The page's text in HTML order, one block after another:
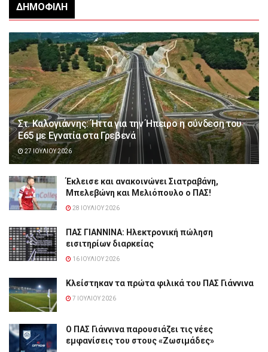
ΔΗΜΟΦΙΛΉ
Στ. Καλογιάννης: Ήττα για την Ήπειρο η σύνδεση του
Ε65 με Εγνατία στα Γρεβενά
27 ΙΟΥΛΊΟΥ 2026
Έκλεισε και ανακοινώνει Σιατραβάνη,
Μπελεβώνη και Μελιόπουλο ο ΠΑΣ!
28 ΙΟΥΛΊΟΥ 2026
ΠΑΣ ΓΙΑΝΝΙΝΑ: Hλεκτρονική πώληση
εισιτηρίων διαρκείας
16 ΙΟΥΛΊΟΥ 2026
Κλείστηκαν τα πρώτα φιλικά του ΠΑΣ Γιάννινα
7 ΙΟΥΛΊΟΥ 2026
Ο ΠΑΣ Γιάννινα παρουσιάζει τις νέες
εμφανίσεις του στους «Ζωσιμάδες»